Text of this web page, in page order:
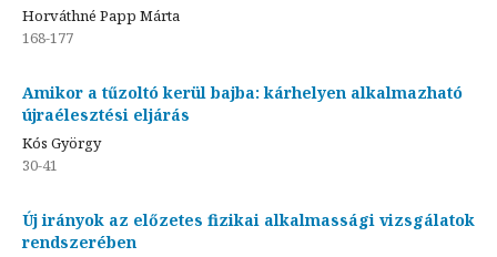
Horváthné Papp Márta
168-177
Amikor a tűzoltó kerül bajba: kárhelyen alkalmazható
újraélesztési eljárás
Kós György
30-41
Új irányok az előzetes fizikai alkalmassági vizsgálatok
rendszerében